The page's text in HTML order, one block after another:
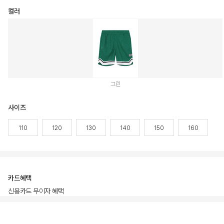
컬러
그린
사이즈
110 120 130 140 150 160
카드혜택
신용카드 무이자 혜택